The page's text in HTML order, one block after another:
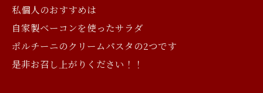
私個人のおすすめは
自家製ベーコンを使ったサラダ
ポルチーニのクリームパスタの2つです
是非お召し上がりください！！